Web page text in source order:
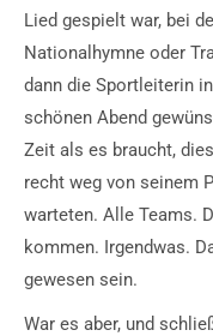
Lied gespielt war, bei
Nationalhymne oder
dann die Sportleiterin
schönen Abend
Zeit als es braucht,
recht weg von seinem
warteten. Alle Teams.
kommen. Irgendwas.
gewesen sein.
War es aber, und